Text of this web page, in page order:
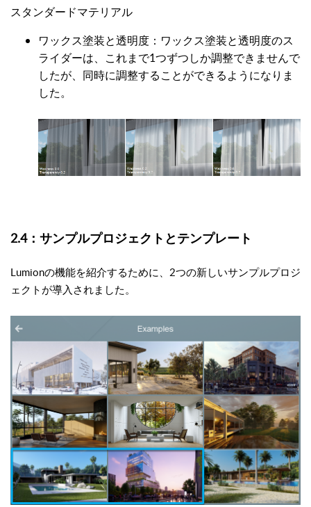
スタンダードマテリアル
ワックス塗装と透明度：ワックス塗装と透明度のス
ライダーは、これまで1つずつしか調整できませんで
したが、同時に調整することができるようになりま
した。
2.4：サンプルプロジェクトとテンプレート
Lumionの機能を紹介するために、2つの新しいサンプルプロジ
ェクトが導入されました。